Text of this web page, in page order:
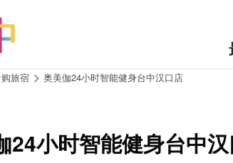
旅宿 奥美伽24小时智能健身台中汉口店
24小时智能健身台中